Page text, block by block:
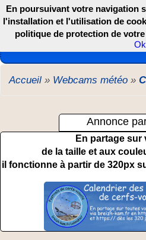
Les webcams de
Accueil » Webcams météo »
Annonce
En partage sur
de la taille et aux
il fonctionne à partir de 320px
En poursuivant votre navigation
l'installation et l'utilisation de
politique de protection de
Ok